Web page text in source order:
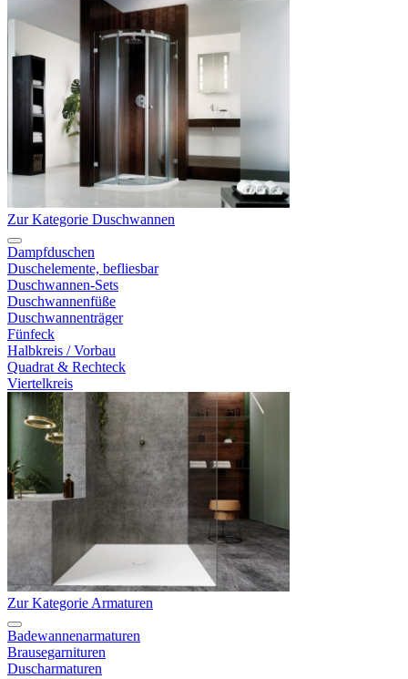
Zur Kategorie Duschwannen
Dampfduschen
Duschelemente, befliesbar
Duschwannen-Sets
Duschwannenfüße
Duschwannenträger
Fünfeck
Halbkreis / Vorbau
Quadrat & Rechteck
Viertelkreis
Zur Kategorie Armaturen
Badewannenarmaturen
Brausegarnituren
Duscharmaturen